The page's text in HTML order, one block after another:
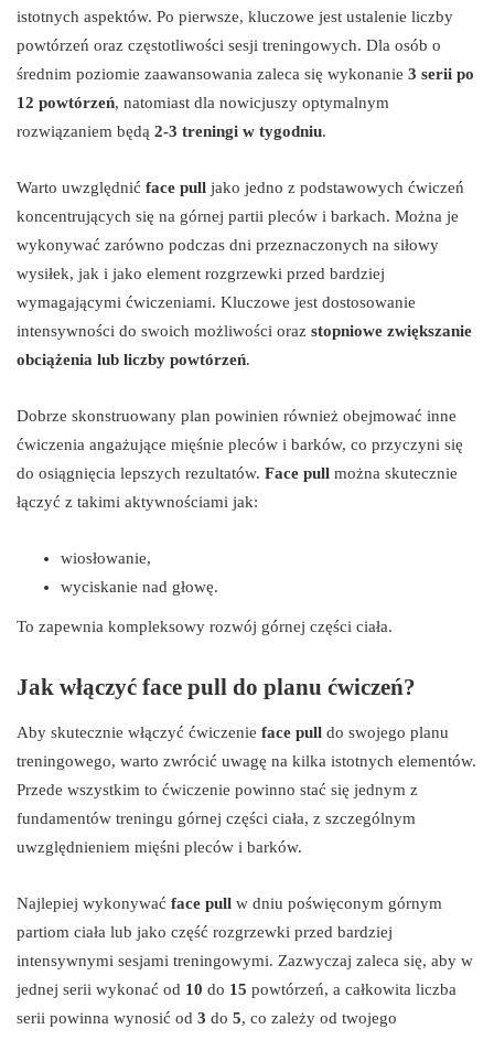
istotnych aspektów. Po pierwsze, kluczowe jest ustalenie liczby
powtórzeń oraz częstotliwości sesji treningowych. Dla osób o
średnim poziomie zaawansowania zaleca się wykonanie 3 serii po
12 powtórzeń, natomiast dla nowicjuszy optymalnym
rozwiązaniem będą 2-3 treningi w tygodniu.
Warto uwzględnić face pull jako jedno z podstawowych ćwiczeń
koncentrujących się na górnej partii pleców i barkach. Można je
wykonywać zarówno podczas dni przeznaczonych na siłowy
wysiłek, jak i jako element rozgrzewki przed bardziej
wymagającymi ćwiczeniami. Kluczowe jest dostosowanie
intensywności do swoich możliwości oraz stopniowe zwiększanie
obciążenia lub liczby powtórzeń.
Dobrze skonstruowany plan powinien również obejmować inne
ćwiczenia angażujące mięśnie pleców i barków, co przyczyni się
do osiągnięcia lepszych rezultatów. Face pull można skutecznie
łączyć z takimi aktywnościami jak:
wiosłowanie,
wyciskanie nad głowę.
To zapewnia kompleksowy rozwój górnej części ciała.
Jak włączyć face pull do planu ćwiczeń?
Aby skutecznie włączyć ćwiczenie face pull do swojego planu
treningowego, warto zwrócić uwagę na kilka istotnych elementów.
Przede wszystkim to ćwiczenie powinno stać się jednym z
fundamentów treningu górnej części ciała, z szczególnym
uwzględnieniem mięśni pleców i barków.
Najlepiej wykonywać face pull w dniu poświęconym górnym
partiom ciała lub jako część rozgrzewki przed bardziej
intensywnymi sesjami treningowymi. Zazwyczaj zaleca się, aby w
jednej serii wykonać od 10 do 15 powtórzeń, a całkowita liczba
serii powinna wynosić od 3 do 5, co zależy od twojego